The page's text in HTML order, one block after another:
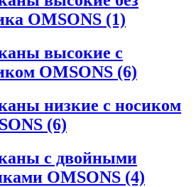
OMSONS (1)
высокие с
OMSONS (6)
низкие с носиком
(6)
с двойными
OMSONS (4)